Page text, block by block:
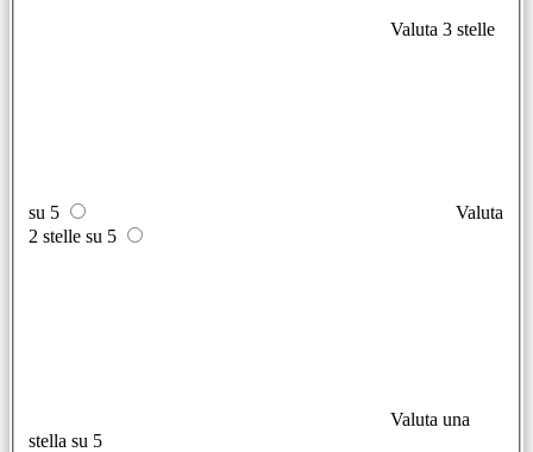
Valuta 3 stelle
su 5
Valuta
2 stelle su 5
Valuta una
stella su 5